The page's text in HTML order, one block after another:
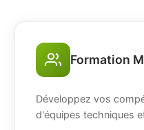
Formation
Développez vos
d'équipes techniques